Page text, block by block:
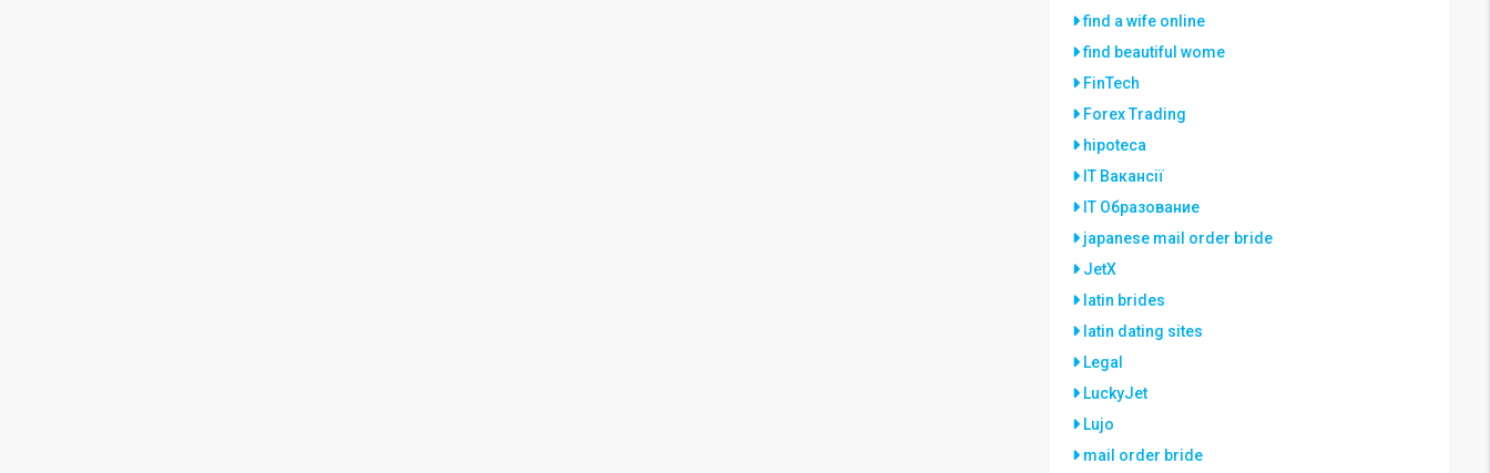
find a wife online
find beautiful wome
FinTech
Forex Trading
hipoteca
IT Вакансії
IT Образование
japanese mail order bride
JetX
latin brides
latin dating sites
Legal
LuckyJet
Lujo
mail order bride